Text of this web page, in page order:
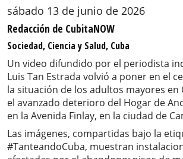
sábado 13 de junio de 2026
Redacción de CubitaNOW
Sociedad, Ciencia y Salud, Cuba
Un video difundido por el periodista
Luis Tan Estrada volvió a poner en el
la situación de los adultos mayores en
el avanzado deterioro del Hogar de
en la Avenida Finlay, en la ciudad de
Las imágenes, compartidas bajo la
#TanteandoCuba, muestran